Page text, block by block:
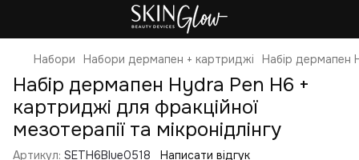
Набори Набори дермапен + картриджі Набір дермапен
Набір дермапен Hydra Pen H6 +
картриджі для фракційної
мезотерапії та мікронідлінгу
Артикул: SETH6Blue0518 Написати відгук